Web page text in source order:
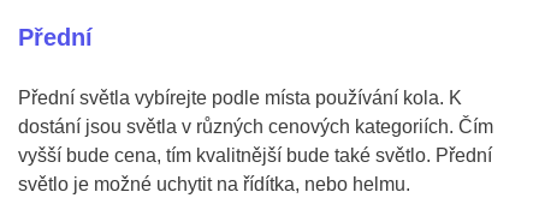
Přední
Přední světla vybírejte podle místa používání kola. K
dostání jsou světla v různých cenových kategoriích. Čím
vyšší bude cena, tím kvalitnější bude také světlo. Přední
světlo je možné uchytit na řídítka, nebo helmu.